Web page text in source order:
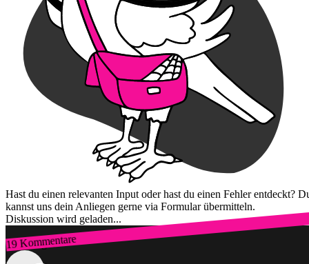
Hast du einen relevanten Input oder hast du einen Fehler entdeckt?
kannst uns dein Anliegen gerne via Formular übermitteln.
Diskussion wird geladen...
19 Kommentare
Zum Login